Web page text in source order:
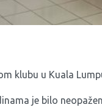
klubu u Kuala
je bilo